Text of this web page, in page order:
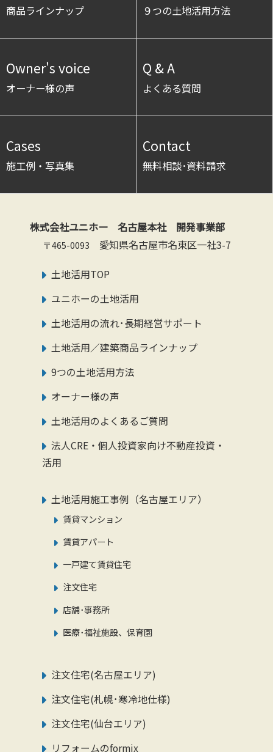
商品ラインナップ ９つの土地活用方法
Owner's voice
オーナー様の声
Q & A
よくある質問
Cases
施工例・写真集
Contact
無料相談･資料請求
株式会社ユニホー 名古屋本社 開発事業部
〒465-0093 愛知県名古屋市名東区一社3-7
土地活用TOP
ユニホーの土地活用
土地活用の流れ･長期経営サポート
土地活用／建築商品ラインナップ
9つの土地活用方法
オーナー様の声
土地活用のよくあるご質問
法人CRE・個人投資家向け不動産投資・
活用
土地活用施工事例（名古屋エリア）
賃貸マンション
賃貸アパート
一戸建て賃貸住宅
注文住宅
店舗･事務所
医療･福祉施設、保育園
注文住宅(名古屋エリア)
注文住宅(札幌･寒冷地仕様)
注文住宅(仙台エリア)
リフォームのformix